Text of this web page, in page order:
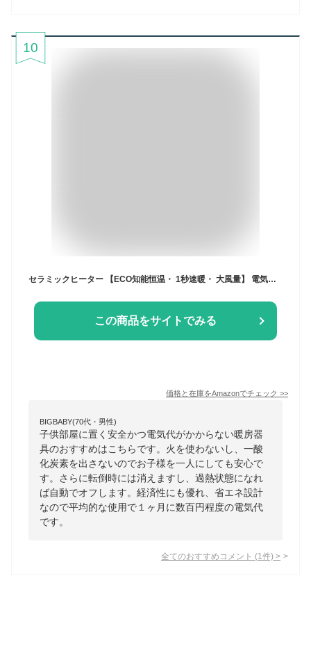
10
セラミックヒーター 【ECO知能恒温・ 1秒速暖・ 大風量】 電気ストーブ 首振り 2段階温度調整 マイナスイオン 400W/900W 電気ファンヒーター 低骚音 省エネ 小型 コンパクト 切り忘れ防止 セラミックファンヒーター 二重過熱保護 転倒OFF タイマー機能 操作簡単 電気ヒーター 足元 暖房器具 節電対策 衣類乾燥 脱衣所 寝室 トイレ 日本語取扱説明書
この商品をサイトでみる
価格と在庫をAmazonでチェック >>
BIGBABY(70代・男性)
子供部屋に置く安全かつ電気代がかからない暖房器
具のおすすめはこちらです。火を使わないし、一酸
化炭素を出さないのでお子様を一人にしても安心で
す。さらに転倒時には消えますし、過熱状態になれ
ば自動でオフします。経済性にも優れ、省エネ設計
なので平均的な使用で１ヶ月に数百円程度の電気代
です。
全てのおすすめコメント (1 件) >